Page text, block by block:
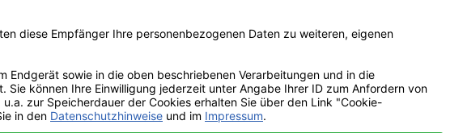
wenn nicht anders beschrieben